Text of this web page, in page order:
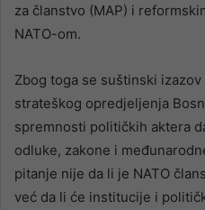
za članstvo (MAP) i
NATO-om.
Zbog toga se suštinski
strateškog opredjeljenja
spremnosti političkih aktera
odluke, zakone i
pitanje nije da li je NATO
već da li će institucije i